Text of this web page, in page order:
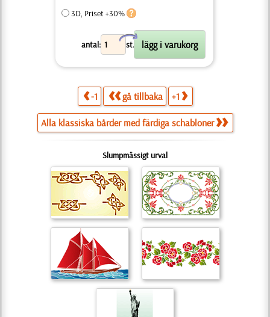
3D, Priset +30%
antal: st.
X
-1 gå tillbaka +1
Alla klassiska bårder med färdiga schabloner
Slumpmässigt urval